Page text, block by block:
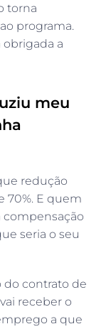
torna
programa.
obrigada a
meu
redução
70%. E quem
compensação
seria o seu
do contrato de
receber o
a que